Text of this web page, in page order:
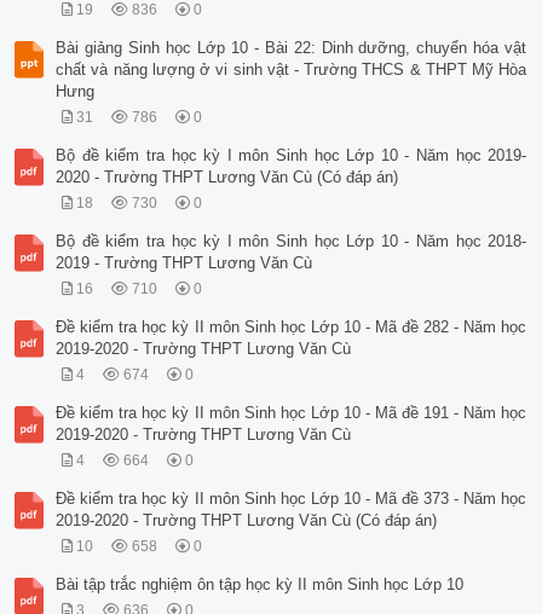
19 836 0
Bài giảng Sinh học Lớp 10 - Bài 22: Dinh dưỡng, chuyển hóa vật
chất và năng lượng ở vi sinh vật - Trường THCS & THPT Mỹ Hòa
Hưng
31 786 0
Bộ đề kiểm tra học kỳ I môn Sinh học Lớp 10 - Năm học 2019-
2020 - Trường THPT Lương Văn Cù (Có đáp án)
18 730 0
Bộ đề kiểm tra học kỳ I môn Sinh học Lớp 10 - Năm học 2018-
2019 - Trường THPT Lương Văn Cù
16 710 0
Đề kiểm tra học kỳ II môn Sinh học Lớp 10 - Mã đề 282 - Năm học
2019-2020 - Trường THPT Lương Văn Cù
4 674 0
Đề kiểm tra học kỳ II môn Sinh học Lớp 10 - Mã đề 191 - Năm học
2019-2020 - Trường THPT Lương Văn Cù
4 664 0
Đề kiểm tra học kỳ II môn Sinh học Lớp 10 - Mã đề 373 - Năm học
2019-2020 - Trường THPT Lương Văn Cù (Có đáp án)
10 658 0
Bài tập trắc nghiệm ôn tập học kỳ II môn Sinh học Lớp 10
3 636 0